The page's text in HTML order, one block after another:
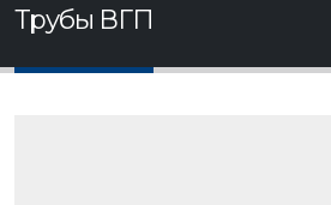
Трубы ВГП